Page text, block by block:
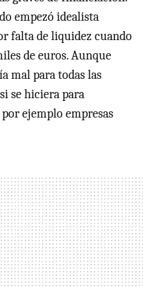
empezó idealista
falta de liquidez cuando
de euros. Aunque
mal para todas las
se hiciera para
ejemplo empresas